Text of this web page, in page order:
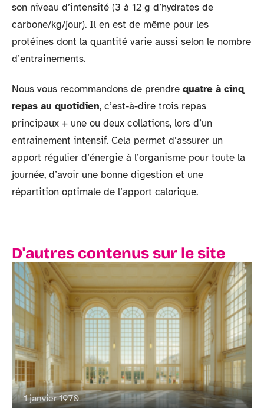
son niveau d’intensité (3 à 12 g d’hydrates de
carbone/kg/jour). Il en est de même pour les
protéines dont la quantité varie aussi selon le nombre
d’entrainements.
Nous vous recommandons de prendre quatre à cinq
repas au quotidien, c’est-à-dire trois repas
principaux + une ou deux collations, lors d’un
entrainement intensif. Cela permet d’assurer un
apport régulier d’énergie à l’organisme pour toute la
journée, d’avoir une bonne digestion et une
répartition optimale de l’apport calorique.
D'autres contenus sur le site
1 janvier 1970